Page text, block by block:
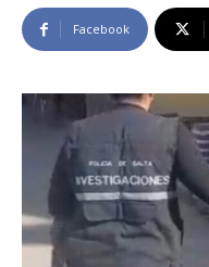
Facebook